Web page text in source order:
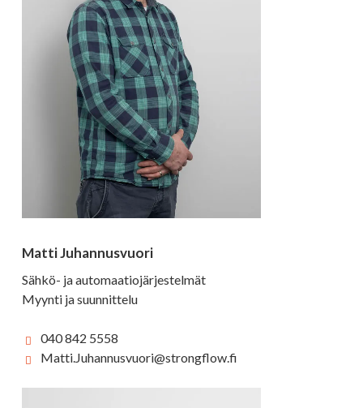
Matti Juhannusvuori
Sähkö- ja automaatiojärjestelmät
Myynti ja suunnittelu
040 842 5558
Matti.Juhannusvuori@strongflow.fi